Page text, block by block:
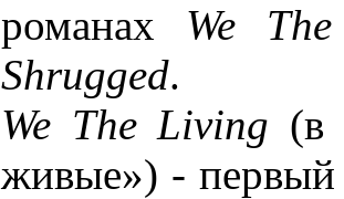
романах We
Shrugged.
We The Living (в
живые») -